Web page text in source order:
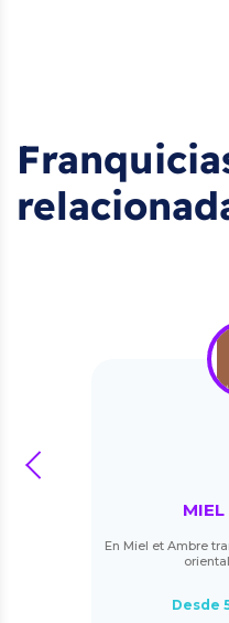
MIEL
En Miel et Ambre
Desde
prev